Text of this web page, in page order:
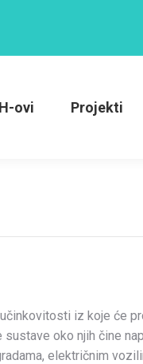
ovi Projekti
iz koje će
oko njih čine
električnim